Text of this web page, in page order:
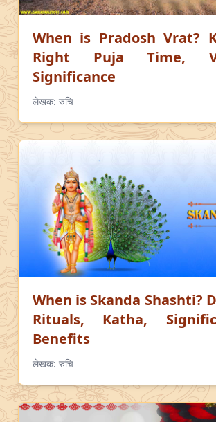
When is Pradosh Vrat?
Right Puja Time,
Significance
लेखक: रुचि
When is Skanda Shashti?
Rituals, Katha,
Benefits
लेखक: रुचि